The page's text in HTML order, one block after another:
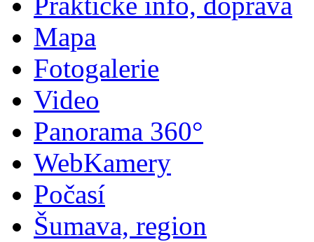
Mapa
Fotogalerie
Video
Panorama 360°
WebKamery
Počasí
Šumava, region